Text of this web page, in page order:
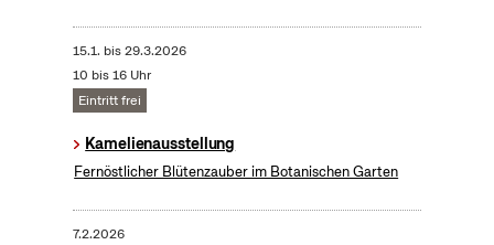
15.1. bis29.3.2026
10 bis 16 Uhr
Eintritt frei
Kamelienausstellung
Fernöstlicher Blütenzauber im Botanischen Garten
7.2.2026